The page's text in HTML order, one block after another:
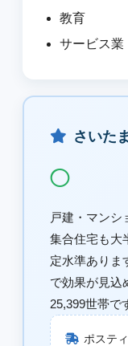
教育
サービス業
さいた
◯
戸建・マンシ
集合住宅も大
定水準ありま
で効果が見込
25,399世帯で
ポステ